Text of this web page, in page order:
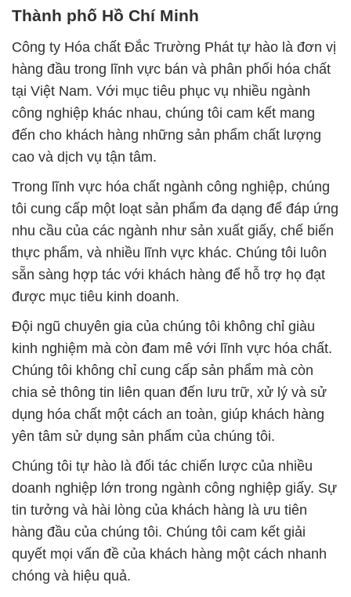
Thành phố Hồ Chí Minh
Công ty Hóa chất Đắc Trường Phát tự hào là đơn vị
hàng đầu trong lĩnh vực bán và phân phối hóa chất
tại Việt Nam. Với mục tiêu phục vụ nhiều ngành
công nghiệp khác nhau, chúng tôi cam kết mang
đến cho khách hàng những sản phẩm chất lượng
cao và dịch vụ tận tâm.
Trong lĩnh vực hóa chất ngành công nghiệp, chúng
tôi cung cấp một loạt sản phẩm đa dạng để đáp ứng
nhu cầu của các ngành như sản xuất giấy, chế biến
thực phẩm, và nhiều lĩnh vực khác. Chúng tôi luôn
sẵn sàng hợp tác với khách hàng để hỗ trợ họ đạt
được mục tiêu kinh doanh.
Đội ngũ chuyên gia của chúng tôi không chỉ giàu
kinh nghiệm mà còn đam mê với lĩnh vực hóa chất.
Chúng tôi không chỉ cung cấp sản phẩm mà còn
chia sẻ thông tin liên quan đến lưu trữ, xử lý và sử
dụng hóa chất một cách an toàn, giúp khách hàng
yên tâm sử dụng sản phẩm của chúng tôi.
Chúng tôi tự hào là đối tác chiến lược của nhiều
doanh nghiệp lớn trong ngành công nghiệp giấy. Sự
tin tưởng và hài lòng của khách hàng là ưu tiên
hàng đầu của chúng tôi. Chúng tôi cam kết giải
quyết mọi vấn đề của khách hàng một cách nhanh
chóng và hiệu quả.